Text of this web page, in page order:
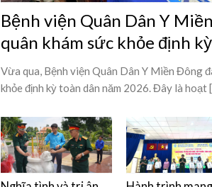
Bệnh viện Quân Dân Y
quân khám sức khỏe định
Vừa qua, Bệnh viện Quân Dân Y Miền Đông
khỏe định kỳ toàn dân năm 2026. Đây là hoạt